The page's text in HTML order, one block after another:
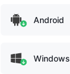
Android
Windows